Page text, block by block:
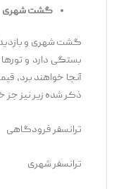
گشت شهری
گشت شهری و بازدید
بستگی دارد و تورها
آنجا خواهند برد،
ذکر شده زیر نیز جز
ترانسفر فرودگاهی
ترانسفر شهری